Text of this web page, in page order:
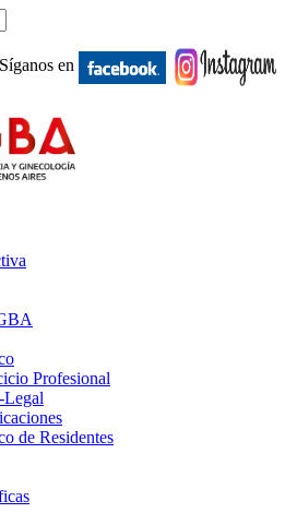
Síganos en
Profesional
de Residentes